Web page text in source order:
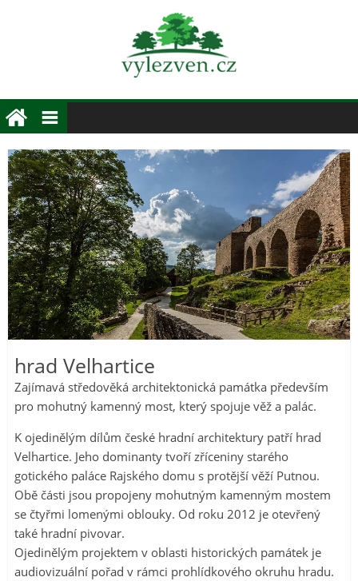
hrad Velhartice
Zajímavá středověká architektonická památka především
pro mohutný kamenný most, který spojuje věž a palác.
K ojedinělým dílům české hradní architektury patří hrad
Velhartice. Jeho dominanty tvoří zříceniny starého
gotického paláce Rajského domu s protější věží Putnou.
Obě části jsou propojeny mohutným kamenným mostem
se čtyřmi lomenými oblouky. Od roku 2012 je otevřený
také hradní pivovar.
Ojedinělým projektem v oblasti historických památek je
audiovizuální pořad v rámci prohlídkového okruhu hradu.